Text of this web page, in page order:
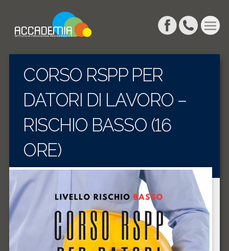
CORSO RSPP PER
DATORI DI LAVORO –
RISCHIO BASSO (16
ORE)